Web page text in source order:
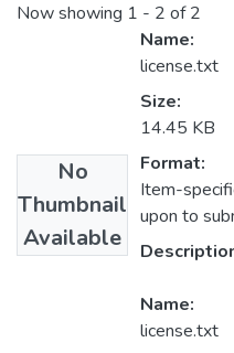
Now showing 1 - 2 of 2
No
Thumbnail
Available
Name:
license.txt
Size:
14.45 KB
Format:
Item-
upon to
Name:
license.txt